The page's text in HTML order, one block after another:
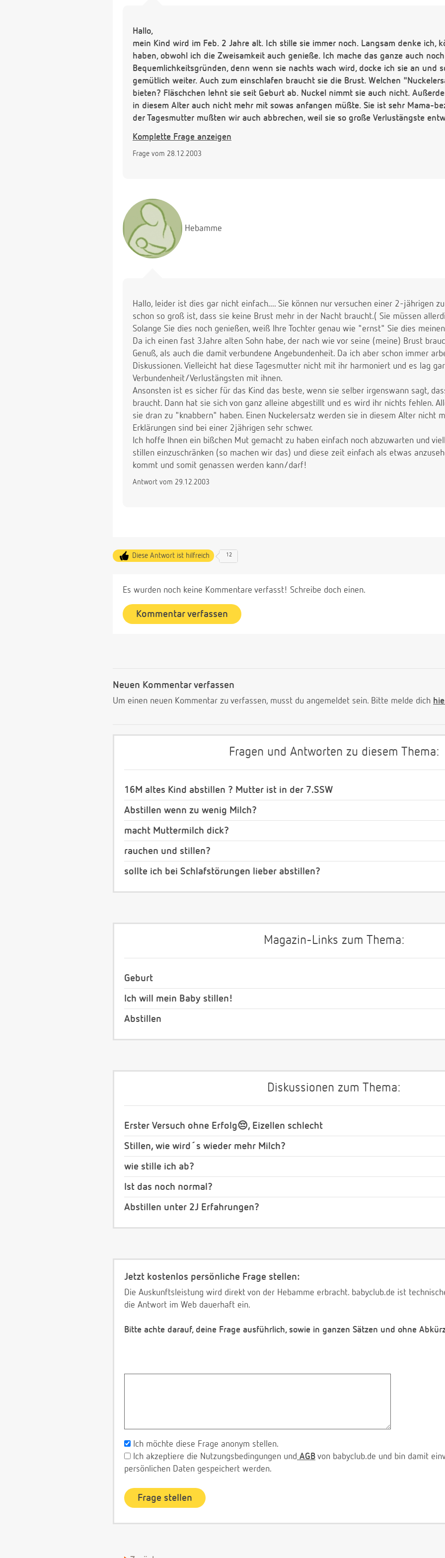
Hallo,
mein Kind wird im Feb. 2 Jahre alt. Ich stille sie immer noch. Langsam denke ich,
haben, obwohl ich die Zweisamkeit auch genieße. Ich mache das ganze auch
Bequemlichkeitsgründen, denn wenn sie nachts wach wird, docke ich sie an und
gemütlich weiter. Auch zum einschlafen braucht sie die Brust. Welchen
bieten? Fläschchen lehnt sie seit Geburt ab. Nuckel nimmt sie auch nicht.
in diesem Alter auch nicht mehr mit sowas anfangen müßte. Sie ist sehr Mama-
der Tagesmutter mußten wir auch abbrechen, weil sie so große Verlustängste
Über Ratschläge würde ich mich freuen.
Sie ist schon sehr weit: spricht wie eine 2 einhalb-jährige. Würden Erklärungen
Komplette Frage anzeigen
Frage vom 28.12.2003
Hebamme
Hallo, leider ist dies gar nicht einfach.... Sie können nur versuchen einer 2-jährigen
schon so groß ist, dass sie keine Brust mehr in der Nacht braucht.( Sie müssen
Solange Sie dies noch genießen, weiß Ihre Tochter genau wie "ernst" Sie dies
Da ich einen fast 3Jahre alten Sohn habe, der nach wie vor seine (meine) Brust
Genuß, als auch die damit verbundene Angebundenheit. Da ich aber schon immer
Diskussionen. Vielleicht hat diese Tagesmutter nicht mit ihr harmoniert und es lag
Verbundenheit/Verlustängsten mit ihnen.
Ansonsten ist es sicher für das Kind das beste, wenn sie selber irgenswann sagt,
braucht. Dann hat sie sich von ganz alleine abgestillt und es wird ihr nichts fehlen.
sie dran zu "knabbern" haben. Einen Nuckelersatz werden sie in diesem Alter nicht
Erklärungen sind bei einer 2jährigen sehr schwer.
Ich hoffe Ihnen ein bißchen Mut gemacht zu haben einfach noch abzuwarten und
stillen einzuschränken (so machen wir das) und diese zeit einfach als etwas
kommt und somit genassen werden kann/darf!
Antwort vom 29.12.2003
Diese Antwort ist hilfreich 12
Es wurden noch keine Kommentare verfasst! Schreibe doch einen.
Kommentar verfassen
Neuen Kommentar verfassen
Um einen neuen Kommentar zu verfassen, musst du angemeldet sein. Bitte melde dich
Fragen und Antworten zu diesem Thema:
16M altes Kind abstillen ? Mutter ist in der 7.SSW
Abstillen wenn zu wenig Milch?
macht Muttermilch dick?
rauchen und stillen?
sollte ich bei Schlafstörungen lieber abstillen?
Magazin-Links zum Thema:
Geburt
Ich will mein Baby stillen!
Abstillen
Diskussionen zum Thema:
Erster Versuch ohne Erfolg😔, Eizellen schlecht
Stillen, wie wird´s wieder mehr Milch?
wie stille ich ab?
Ist das noch normal?
Abstillen unter 2J Erfahrungen?
Jetzt kostenlos persönliche Frage stellen:
Die Auskunftsleistung wird direkt von der Hebamme erbracht. babyclub.de ist
die Antwort im Web dauerhaft ein.
Bitte achte darauf, deine Frage ausführlich, sowie in ganzen Sätzen und ohne
Ich möchte diese Frage anonym stellen.
Ich akzeptiere die Nutzungsbedingungen und AGB von babyclub.de und bin damit
persönlichen Daten gespeichert werden.